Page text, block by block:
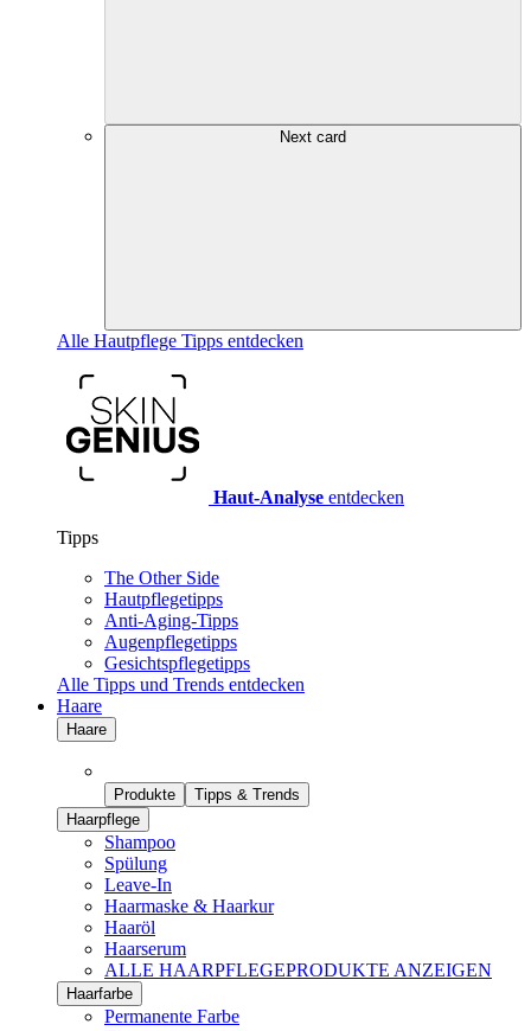
Next card
Alle Hautpflege Tipps entdecken
Haut-Analyse entdecken
Tipps
The Other Side
Hautpflegetipps
Anti-Aging-Tipps
Augenpflegetipps
Gesichtspflegetipps
Alle Tipps und Trends entdecken
Haare
Haare
Produkte
Tipps & Trends
Haarpflege
Shampoo
Spülung
Leave-In
Haarmaske & Haarkur
Haaröl
Haarserum
ALLE HAARPFLEGEPRODUKTE ANZEIGEN
Haarfarbe
Permanente Farbe